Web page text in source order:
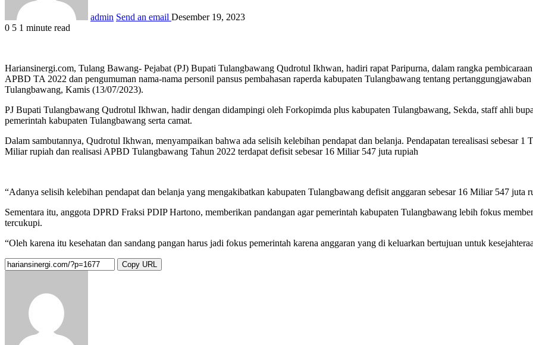
admin Send an email Desember 19, 2023
0 5 1 minute read
Hariansinergi.com, Tulang Bawang- Pejabat (PJ) Bupati Tulangbawang Qudrotul Ikhwan, hadiri rapat Paripurna, dalam rangka
APBD TA 2022 dan pengumuman nama-nama personil pansus pembahasan raperda kabupaten Tulangbawang tentang
Tulangbawang, Kamis (13/07/2023).
PJ Bupati Tulangbawang Qudrotul Ikhwan, hadir dengan didampingi oleh Forkopimda plus kabupaten Tulangbawang, Sekda, staff ahli
pemerintah kabupaten Tulangbawang serta camat.
Dalam sambutannya, Qudrotul Ikhwan, menyampaikan bahwa ada selisih kelebihan pendapat dan belanja. Pendapatan terealisasi sebesar
Miliar rupiah dan realisasi APBD Tulangbawang Tahun 2022 terdapat defisit sebesar 16 Miliar 547 juta rupiah
“Adanya selisih kelebihan pendapat dan belanja yang mengakibatkan kabupaten Tulangbawang defisit anggaran sebesar 16 Miliar 547 juta
Sementara itu, anggota DPRD Fraksi PDIP Hartono, memberikan pandangan agar pemerintah kabupaten Tulangbawang lebih fokus
tercukupi.
“Oleh karena itu kesehatan dan sandang pangan harus jadi fokus pemerintah karena anggaran yang di keluarkan bertujuan untuk
Copy URL